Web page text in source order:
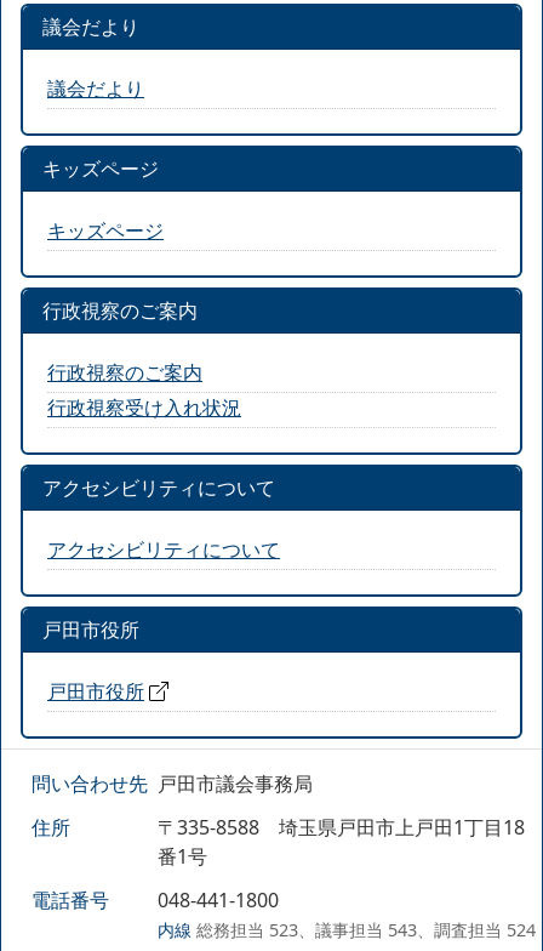
議会だより
議会だより
キッズページ
キッズページ
行政視察のご案内
行政視察のご案内
行政視察受け入れ状況
アクセシビリティについて
アクセシビリティについて
戸田市役所
戸田市役所
問い合わせ先 戸田市議会事務局
住所
〒335-8588 埼玉県戸田市上戸田1丁目18
番1号
電話番号
048-441-1800
内線 総務担当 523、議事担当 543、調査担当 524